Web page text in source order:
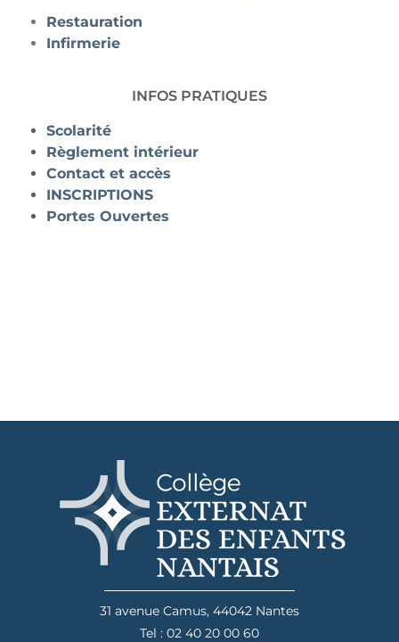
Restauration
Infirmerie
INFOS PRATIQUES
Scolarité
Règlement intérieur
Contact et accès
INSCRIPTIONS
Portes Ouvertes
31 avenue Camus, 44042 Nantes
Tel : 02 40 20 00 60